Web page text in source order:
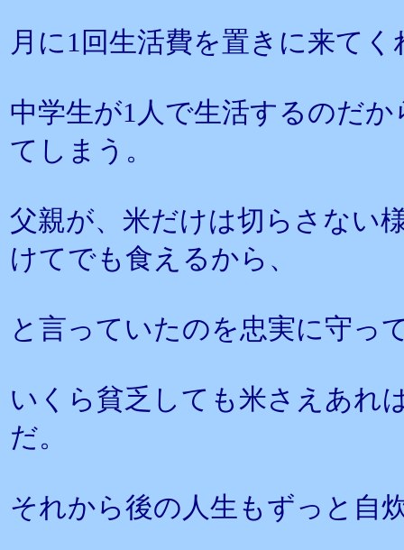
月に1回生活費を置きに来て
中学生が1人で生活するのだ
てしまう。
父親が、米だけは切らさない
けてでも食えるから、
と言っていたのを忠実に守っ
いくら貧乏しても米さえあれ
だ。
それから後の人生もずっと自